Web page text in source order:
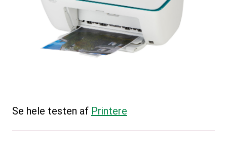
Se hele testen af Printere